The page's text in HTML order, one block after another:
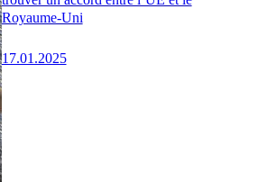
Royaume-Uni
17.01.2025